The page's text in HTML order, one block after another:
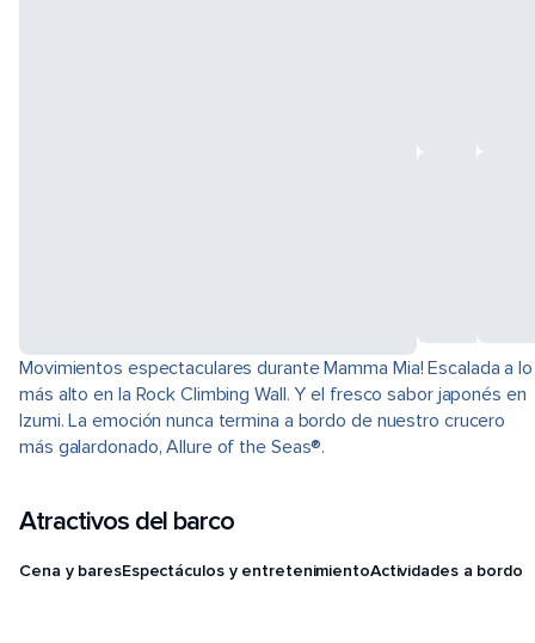
Movimientos espectaculares durante Mamma Mia! Escalada a lo
más alto en la Rock Climbing Wall. Y el fresco sabor japonés en
Izumi. La emoción nunca termina a bordo de nuestro crucero
más galardonado, Allure of the Seas®.
Atractivos del barco
Cena y baresEspectáculos y entretenimientoActividades a bordo